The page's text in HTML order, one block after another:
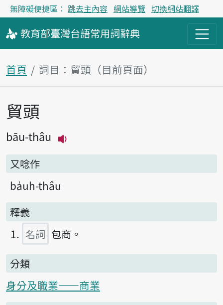
無障礙便捷區： 跳去主內容 網站導覽 切換網站翻譯
教育部臺灣台語常用詞辭典
首頁 詞目：貿頭（目前頁面）
主內容區塊
貿頭
bāu-thâu
又唸作
ba̍uh-thâu
釋義
名詞 包商。
分類
身分及職業——商業